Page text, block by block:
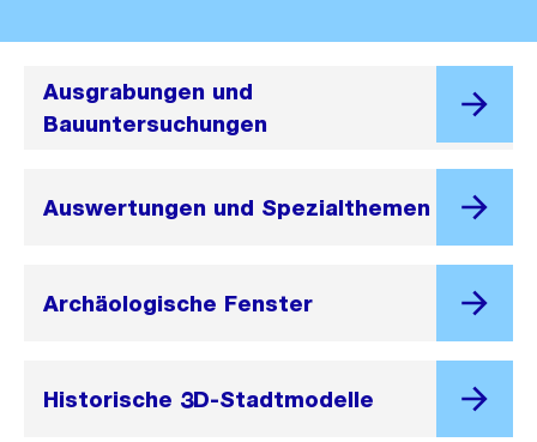
Ausgrabungen und
Bauuntersuchungen
Auswertungen und Spezialthemen
Archäologische Fenster
Historische 3D-Stadtmodelle